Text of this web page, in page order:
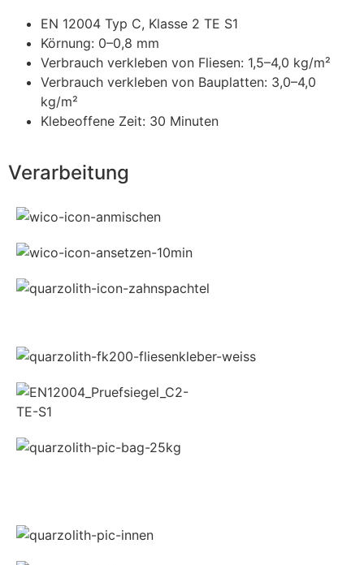
EN 12004 Typ C, Klasse 2 TE S1
Körnung: 0–0,8 mm
Verbrauch verkleben von Fliesen: 1,5–4,0 kg/m²
Verbrauch verkleben von Bauplatten: 3,0–4,0
kg/m²
Klebeoffene Zeit: 30 Minuten
Verarbeitung